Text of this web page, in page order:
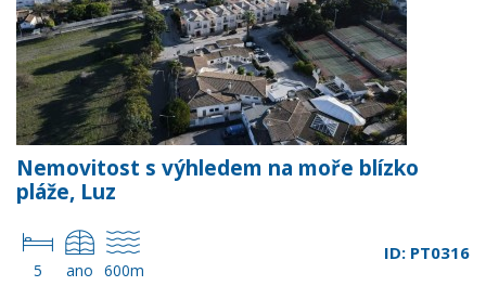
Nemovitost s výhledem na moře blízko
pláže, Luz
5 ano 600m
ID: PT0316